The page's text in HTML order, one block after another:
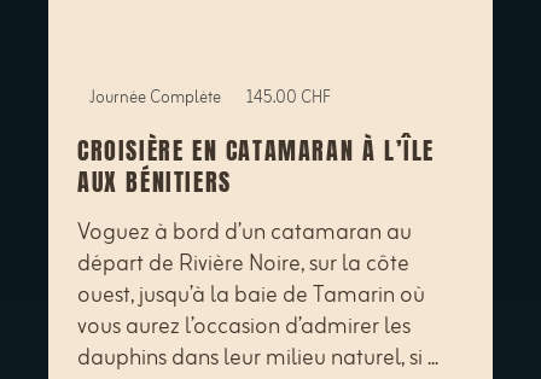
Journée Complète 145.00 CHF
CROISIÈRE EN CATAMARAN À L’ÎLE
AUX BÉNITIERS
Voguez à bord d’un catamaran au
départ de Rivière Noire, sur la côte
ouest, jusqu’à la baie de Tamarin où
vous aurez l’occasion d’admirer les
dauphins dans leur milieu naturel, si ...